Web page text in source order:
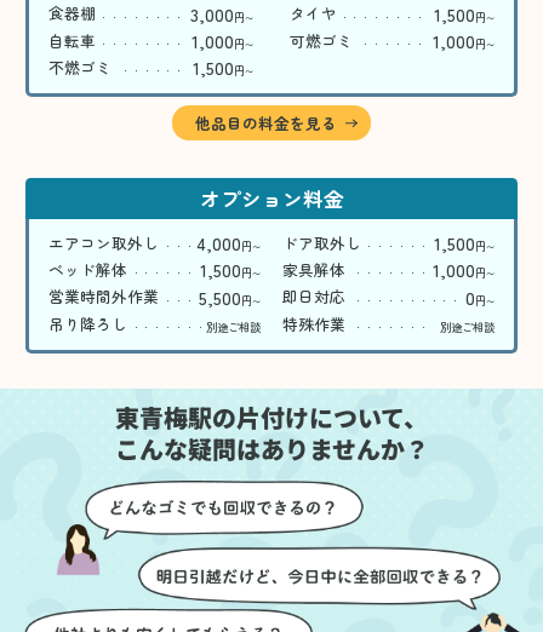
食器棚 3,000円〜 タイヤ 1,500円〜
自転車 1,000円〜 可燃ゴミ 1,000円〜
不燃ゴミ 1,500円〜
他品目の料金を見る
オプション料金
エアコン取外し 4,000円〜 ドア取外し 1,500円〜
ベッド解体 1,500円〜 家具解体 1,000円〜
営業時間外作業 5,500円〜 即日対応 0円〜
吊り降ろし 別途ご相談 特殊作業 別途ご相談
東青梅駅の片付けについて、
こんな疑問はありませんか？